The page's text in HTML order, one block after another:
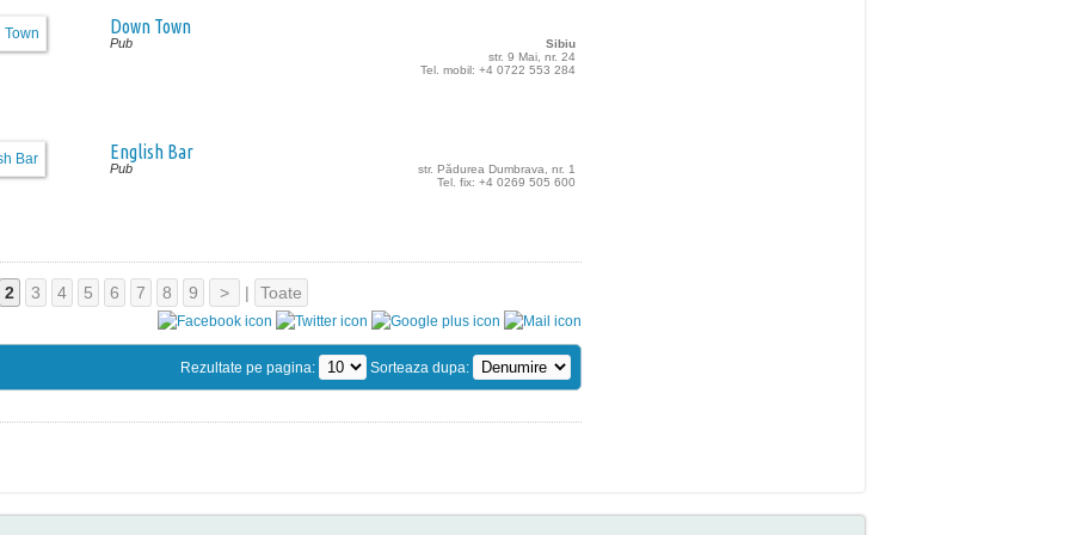
Down Town
Sibiu
str. 9 Mai, nr. 24
Tel. mobil: +4 0722 553 284
Pub
English Bar
str. Pădurea Dumbrava, nr. 1
Tel. fix: +4 0269 505 600
Pub
2 3 4 5 6 7 8 9 > | Toate
Rezultate pe pagina: Sorteaza dupa: